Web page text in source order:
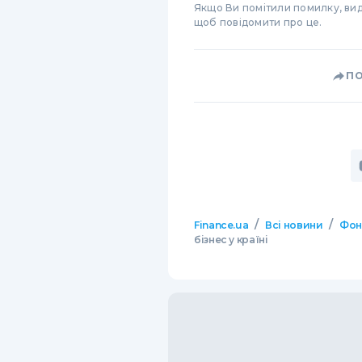
Якщо Ви помітили помилку,
щоб повідомити про це.
Finance.ua / Всі новини /
бізнес у країні